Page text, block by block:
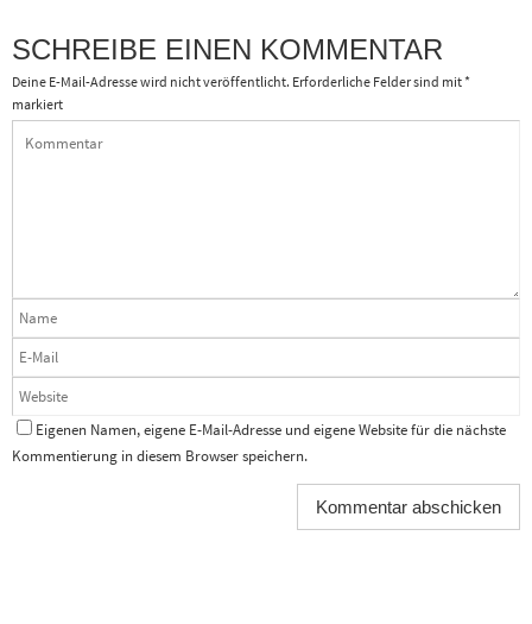
SCHREIBE EINEN KOMMENTAR
Deine E-Mail-Adresse wird nicht veröffentlicht. Erforderliche Felder sind mit*
markiert
Eigenen Namen, eigene E-Mail-Adresse und eigene Website für die nächste
Kommentierung in diesem Browser speichern.